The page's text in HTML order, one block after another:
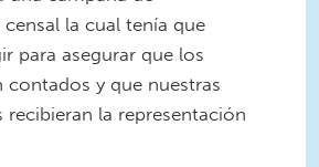
la cual tenía que
para asegurar que los
contados y que nuestras
recibieran la representación